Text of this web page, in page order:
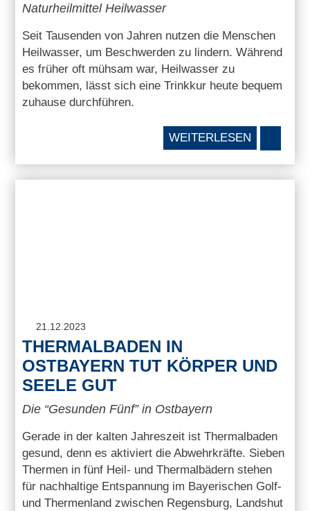
Naturheilmittel Heilwasser
Seit Tausenden von Jahren nutzen die Menschen
Heilwasser, um Beschwerden zu lindern. Während
es früher oft mühsam war, Heilwasser zu
bekommen, lässt sich eine Trinkkur heute bequem
zuhause durchführen.
WEITERLESEN
21.12.2023
THERMALBADEN IN
OSTBAYERN TUT KÖRPER UND
SEELE GUT
Die “Gesunden Fünf” in Ostbayern
Gerade in der kalten Jahreszeit ist Thermalbaden
gesund, denn es aktiviert die Abwehrkräfte. Sieben
Thermen in fünf Heil- und Thermalbädern stehen
für nachhaltige Entspannung im Bayerischen Golf-
und Thermenland zwischen Regensburg, Landshut